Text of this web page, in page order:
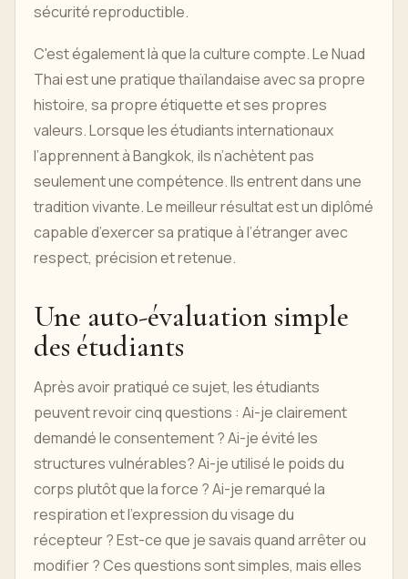
sécurité reproductible.
C'est également là que la culture compte. Le Nuad
Thai est une pratique thaïlandaise avec sa propre
histoire, sa propre étiquette et ses propres
valeurs. Lorsque les étudiants internationaux
l’apprennent à Bangkok, ils n’achètent pas
seulement une compétence. Ils entrent dans une
tradition vivante. Le meilleur résultat est un diplômé
capable d’exercer sa pratique à l’étranger avec
respect, précision et retenue.
Une auto-évaluation simple
des étudiants
Après avoir pratiqué ce sujet, les étudiants
peuvent revoir cinq questions : Ai-je clairement
demandé le consentement ? Ai-je évité les
structures vulnérables? Ai-je utilisé le poids du
corps plutôt que la force ? Ai-je remarqué la
respiration et l’expression du visage du
récepteur ? Est-ce que je savais quand arrêter ou
modifier ? Ces questions sont simples, mais elles